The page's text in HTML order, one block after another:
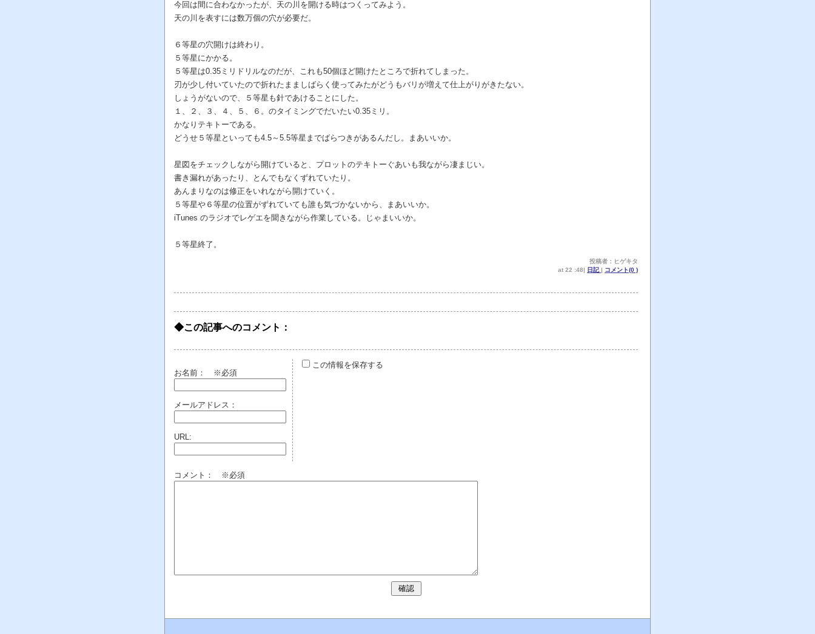
今回は間に合わなかったが、天の川を開ける時はつくってみよう。
天の川を表すには数万個の穴が必要だ。
６等星の穴開けは終わり。
５等星にかかる。
５等星は0.35ミリドリルなのだが、これも50個ほど開けたところで折れてしまった。
刃が少し付いていたので折れたまましばらく使ってみたがどうもバリが増えて仕上がりがきたない。
しょうがないので、５等星も針であけることにした。
１、２、３、４、５、６。のタイミングでだいたい0.35ミリ。
かなりテキトーである。
どうせ５等星といっても4.5～5.5等星までばらつきがあるんだし。まあいいか。
星図をチェックしながら開けていると、プロットのテキトーぐあいも我ながら凄まじい。
書き漏れがあったり、とんでもなくずれていたり。
あんまりなのは修正をいれながら開けていく。
５等星や６等星の位置がずれていても誰も気づかないから、まあいいか。
iTunes のラジオでレゲエを聞きながら作業している。じゃまいいか。
５等星終了。
投稿者：ヒゲキタ
at 22 :48| 日記| コメント(0 )
◆この記事へのコメント：
お名前： ※必須
メールアドレス：
URL:
この情報を保存する
コメント： ※必須